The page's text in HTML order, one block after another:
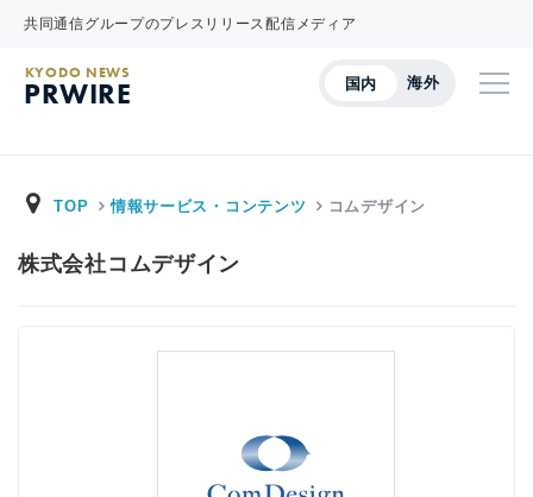
共同通信グループのプレスリリース配信メディア
国内 海外
KYODO NEWS
PRWIRE
TOP 情報サービス・コンテンツ コムデザイン
株式会社コムデザイン